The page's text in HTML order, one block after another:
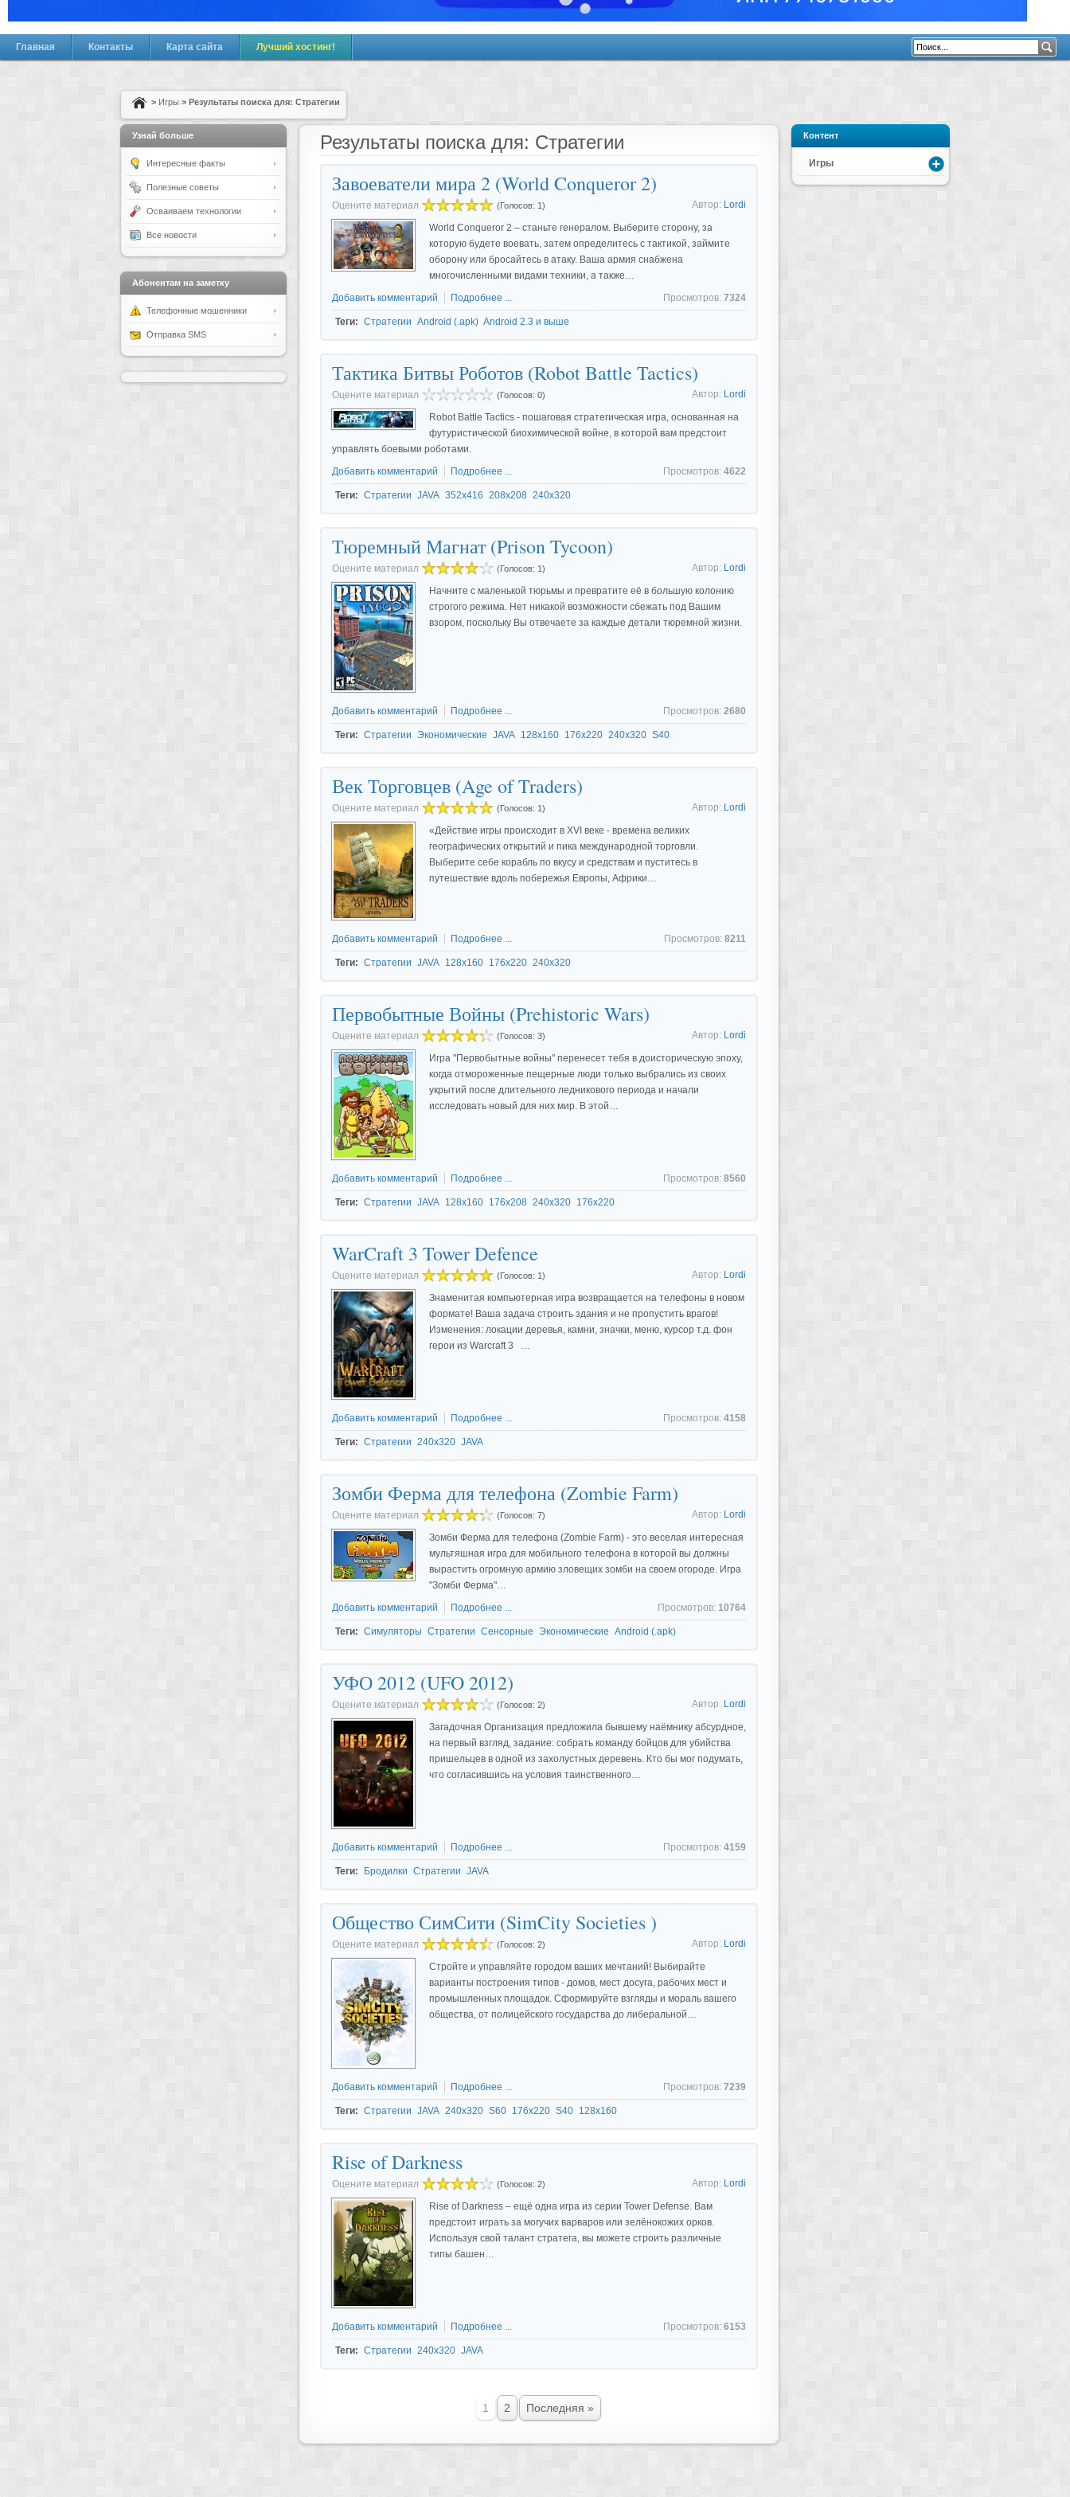
Главная Контакты Карта сайта Лучший хостинг!
> Игры > Результаты поиска для: Стратегии
Результаты поиска для: Стратегии
Завоеватели мира 2 (World Conqueror 2)
Автор: Lordi
Оцените материал (Голосов: 1)
World Conqueror 2 – станьте генералом. Выберите сторону, за
которую будете воевать, затем определитесь с тактикой, займите
оборону или бросайтесь в атаку. Ваша армия снабжена
многочисленными видами техники, а также…
Добавить комментарий
Подробнее ... Просмотров:7324
Теги: Стратегии Android (.apk) Android 2.3 и выше
Тактика Битвы Роботов (Robot Battle Tactics)
Автор: Lordi
Оцените материал (Голосов: 0)
Robot Battle Tactics - пошаговая стратегическая игра, основанная на
футуристической биохимической войне, в которой вам предстоит
управлять боевыми роботами.
Добавить комментарий
Подробнее ... Просмотров:4622
Теги: Стратегии JAVA 352x416 208x208 240x320
Тюремный Магнат (Prison Tycoon)
Автор: Lordi
Оцените материал (Голосов: 1)
Начните с маленькой тюрьмы и превратите её в большую колонию
строгого режима. Нет никакой возможности сбежать под Вашим
взором, поскольку Вы отвечаете за каждые детали тюремной жизни.
Добавить комментарий Подробнее ... Просмотров:2680
Теги: Стратегии Экономические JAVA 128x160 176x220 240x320 S40
Век Торговцев (Age of Traders)
Автор: Lordi
Оцените материал (Голосов: 1)
«Действие игры происходит в XVI веке - времена великих
географических открытий и пика международной торговли.
Выберите себе корабль по вкусу и средствам и пуститесь в
путешествие вдоль побережья Европы, Африки…
Добавить комментарий Подробнее ... Просмотров:8211
Теги: Стратегии JAVA 128x160 176x220 240x320
Первобытные Войны (Prehistoric Wars)
Автор: Lordi
Оцените материал (Голосов: 3)
Игра "Первобытные войны" перенесет тебя в доисторическую эпоху,
когда отмороженные пещерные люди только выбрались из своих
укрытий после длительного ледникового периода и начали
исследовать новый для них мир. В этой…
Добавить комментарий Подробнее ... Просмотров:8560
Теги: Стратегии JAVA 128x160 176x208 240x320 176x220
WarCraft 3 Tower Defence
Автор: Lordi
Оцените материал (Голосов: 1)
Знаменитая компьютерная игра возвращается на телефоны в новом
формате! Ваша задача строить здания и не пропустить врагов!
Изменения: локации деревья, камни, значки, меню, курсор т.д. фон
герои из Warcraft 3 …
Добавить комментарий Подробнее ... Просмотров:4158
Теги: Стратегии 240x320 JAVA
Зомби Ферма для телефона (Zombie Farm)
Автор: Lordi
Оцените материал (Голосов: 7)
Зомби Ферма для телефона (Zombie Farm) - это веселая интересная
мультяшная игра для мобильного телефона в которой вы должны
вырастить огромную армию зловещих зомби на своем огороде. Игра
"Зомби Ферма"…
Добавить комментарий
Подробнее ... Просмотров:10764
Теги: Симуляторы Стратегии Сенсорные Экономические Android (.apk)
УФО 2012 (UFO 2012)
Автор: Lordi
Оцените материал (Голосов: 2)
Загадочная Организация предложила бывшему наёмнику абсурдное,
на первый взгляд, задание: собрать команду бойцов для убийства
пришельцев в одной из захолустных деревень. Кто бы мог подумать,
что согласившись на условия таинственного…
Добавить комментарий Подробнее ... Просмотров:4159
Теги: Бродилки Стратегии JAVA
Общество СимСити (SimCity Societies )
Автор: Lordi
Оцените материал (Голосов: 2)
Стройте и управляйте городом ваших мечтаний! Выбирайте
варианты построения типов - домов, мест досуга, рабочих мест и
промышленных площадок. Сформируйте взгляды и мораль вашего
общества, от полицейского государства до либеральной…
Добавить комментарий Подробнее ... Просмотров:7239
Теги: Стратегии JAVA 240x320 S60 176x220 S40 128x160
Rise of Darkness
Автор: Lordi
Оцените материал (Голосов: 2)
Rise of Darkness – ещё одна игра из серии Tower Defense. Вам
предстоит играть за могучих варваров или зелёнокожих орков.
Используя свой талант стратега, вы можете строить различные
типы башен…
Добавить комментарий Подробнее ... Просмотров:6153
Теги: Стратегии 240x320 JAVA
1 2 Последняя »
Контент
Игры
Узнай больше
Интересные факты
Полезные советы
Осваиваем технологии
Все новости
Абонентам на заметку
Телефонные мошенники
Отправка SMS